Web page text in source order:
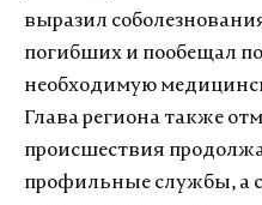
выразил
погибших и пообещал
необходимую
Глава региона также
происшествия
профильные службы, а